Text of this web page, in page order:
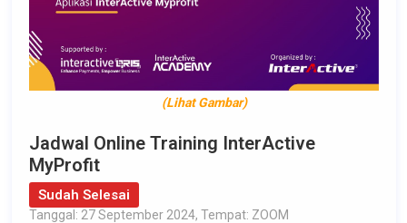
(Lihat Gambar)
Jadwal Online Training InterActive
MyProfit
Sudah Selesai
Tanggal: 27 September 2024, Tempat: ZOOM